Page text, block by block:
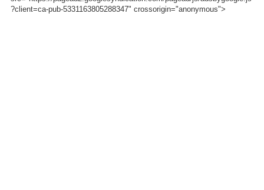
?client=ca-pub-5331163805288347" crossorigin="anonymous">